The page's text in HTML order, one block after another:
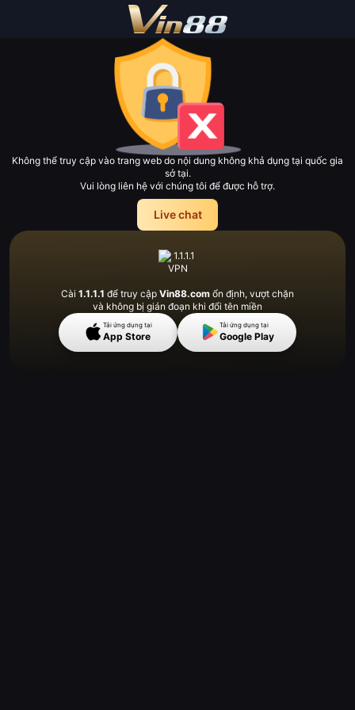
Không thể truy cập vào trang web do nội dung không khả dụng tại quốc gia
sở tại.
Vui lòng liên hệ với chúng tôi để được hỗ trợ.
Live chat
Cài 1.1.1.1 để truy cập Vin88.com ổn định, vượt chặn
và không bị gián đoạn khi đổi tên miền
Tải ứng dụng tại
App Store
Tải ứng dụng tại
Google Play